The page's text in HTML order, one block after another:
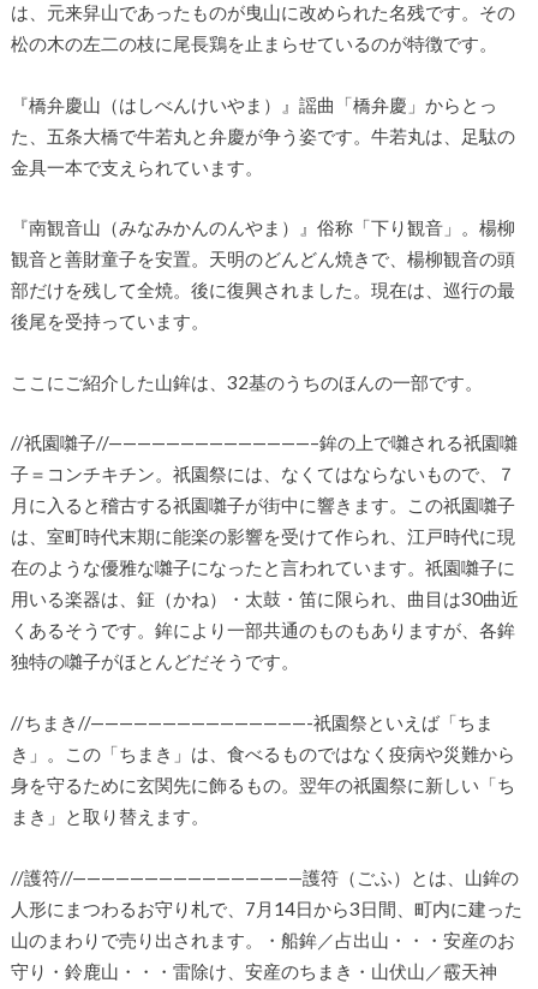
は、元来舁山であったものが曳山に改められた名残です。その
松の木の左二の枝に尾長鶏を止まらせているのが特徴です。
『橋弁慶山（はしべんけいやま）』謡曲「橋弁慶」からとっ
た、五条大橋で牛若丸と弁慶が争う姿です。牛若丸は、足駄の
金具一本で支えられています。
『南観音山（みなみかんのんやま）』俗称「下り観音」。楊柳
観音と善財童子を安置。天明のどんどん焼きで、楊柳観音の頭
部だけを残して全焼。後に復興されました。現在は、巡行の最
後尾を受持っています。
ここにご紹介した山鉾は、32基のうちのほんの一部です。
//祇園囃子//——————————————–鉾の上で囃される祇園囃
子＝コンチキチン。祇園祭には、なくてはならないもので、７
月に入ると稽古する祇園囃子が街中に響きます。この祇園囃子
は、室町時代末期に能楽の影響を受けて作られ、江戸時代に現
在のような優雅な囃子になったと言われています。祇園囃子に
用いる楽器は、鉦（かね）・太鼓・笛に限られ、曲目は30曲近
くあるそうです。鉾により一部共通のものもありますが、各鉾
独特の囃子がほとんどだそうです。
//ちまき//———————————————-祇園祭といえば「ちま
き」。この「ちまき」は、食べるものではなく疫病や災難から
身を守るために玄関先に飾るもの。翌年の祇園祭に新しい「ち
まき」と取り替えます。
//護符//————————————————護符（ごふ）とは、山鉾の
人形にまつわるお守り札で、7月14日から3日間、町内に建った
山のまわりで売り出されます。・船鉾／占出山・・・安産のお
守り・鈴鹿山・・・雷除け、安産のちまき・山伏山／霰天神